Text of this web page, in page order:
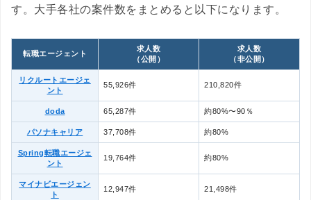
す。大手各社の案件数をまとめると以下になります。
転職エージェント
求人数
（公開）
求人数
（非公開）
リクルートエージェ
ント
55,926件 210,820件
doda 65,287件 約80%〜90％
パソナキャリア 37,708件 約80%
Spring転職エージェ
ント
19,764件 約80%
マイナビエージェン
ト
12,947件 21,498件